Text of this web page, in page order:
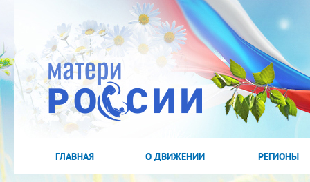
ГЛАВНАЯ О ДВИЖЕНИИ РЕГИОНЫ